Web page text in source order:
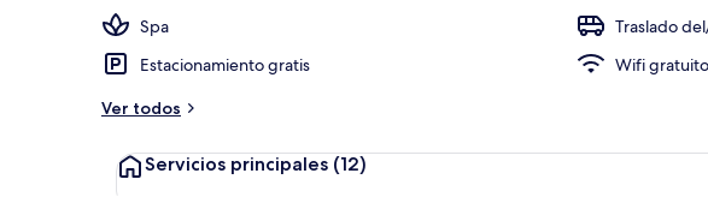
Spa
Traslado
Estacionamiento gratis
Wifi gratuito
Ver todos
Servicios principales (12)